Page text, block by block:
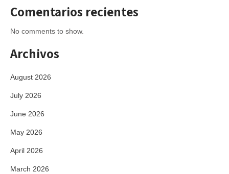
Comentarios recientes
No comments to show.
Archivos
August 2026
July 2026
June 2026
May 2026
April 2026
March 2026